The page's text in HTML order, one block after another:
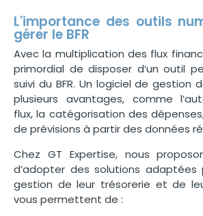
L'importance des outils
gérer le BFR
Avec la multiplication des flux
primordial de disposer d’un outil
suivi du BFR. Un logiciel de gestion
plusieurs avantages, comme
flux, la catégorisation des
de prévisions à partir des données
Chez GT Expertise, nous
d’adopter des solutions adaptées
gestion de leur trésorerie et de
vous permettent de :